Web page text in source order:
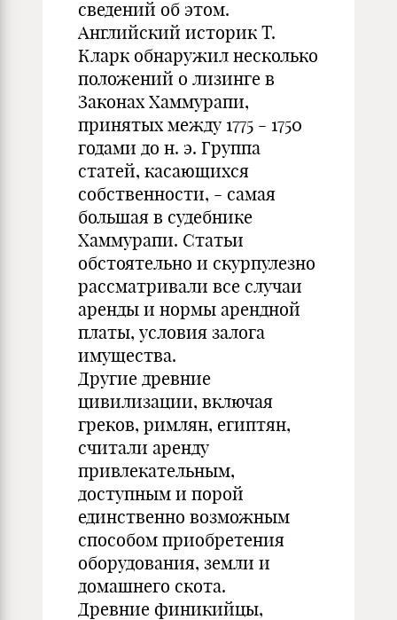
сведений об этом.
Английский историк Т.
Кларк обнаружил несколько
положений о лизинге в
Законах Хаммурапи,
принятых между 1775 - 1750
годами до н. э. Группа
статей, касающихся
собственности, - самая
большая в судебнике
Хаммурапи. Статьи
обстоятельно и скурпулезно
рассматривали все случаи
аренды и нормы арендной
платы, условия залога
имущества.
Другие древние
цивилизации, включая
греков, римлян, египтян,
считали аренду
привлекательным,
доступным и порой
единственно возможным
способом приобретения
оборудования, земли и
домашнего скота.
Древние финикийцы,